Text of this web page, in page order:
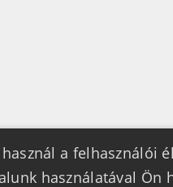
a felhasználói
használatával Ön